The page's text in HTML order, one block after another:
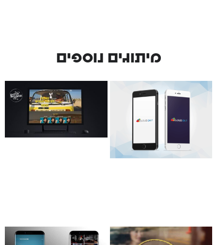
מיתוגים נוספים